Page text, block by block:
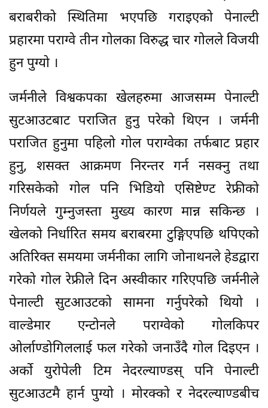
बराबरीको स्थितिमा भएपछि गराइएको पेनाल्टी
प्रहारमा पराग्वे तीन गोलका विरुद्ध चार गोलले विजयी
हुन पुग्यो ।
जर्मनीले विश्वकपका खेलहरुमा आजसम्म पेनाल्टी
सुटआउटबाट पराजित हुनु परेको थिएन । जर्मनी
पराजित हुनुमा पहिलो गोल पराग्वेका तर्फबाट प्रहार
हुनु, शसक्त आक्रमण निरन्तर गर्न नसक्नु तथा
गरिसकेको गोल पनि भिडियो एसिष्टेण्ट रेफ्रीको
निर्णयले गुम्नुजस्ता मुख्य कारण मान्न सकिन्छ ।
खेलको निर्धारित समय बराबरमा टुङ्गिएपछि थपिएको
अतिरिक्त समयमा जर्मनीका लागि जोनाथनले हेडद्वारा
गरेको गोल रेफ्रीले दिन अस्वीकार गरिएपछि जर्मनीले
पेनाल्टी सुटआउटको सामना गर्नुपरेको थियो ।
वाल्डेमार एन्टोनले पराग्वेको गोलकिपर
ओर्लाण्डोगिललाई फल गरेको जनाउँदै गोल दिइएन ।
अर्को युरोपेली टिम नेदरल्याण्डस् पनि पेनाल्टी
सुटआउटमै हार्न पुग्यो । मोरक्को र नेदरल्याण्डबीच